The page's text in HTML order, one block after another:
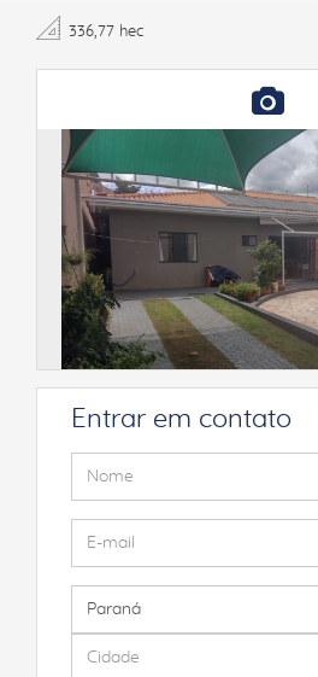
336,77 hec
Entrar em contato